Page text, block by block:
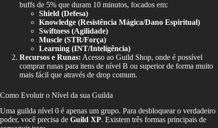
buffs de 5% que duram 10 minutos, focados em:
Shield (Defesa)
Knowledge (Resistência Mágica/Dano Espiritual)
Swiftness (Agilidade)
Muscle (STR/Força)
Learning (INT/Inteligência)
Recursos e Runas: Acesso ao Guild Shop, onde é possível
comprar runas para itens de nível B ou superior de forma muito
mais fácil que através de drop comum.
Como Evoluir o Nível da sua Guilda
Uma guilda nível 0 é apenas um grupo. Para desbloquear o verdadeiro
poder, você precisa de Guild XP. Existem três formas principais de